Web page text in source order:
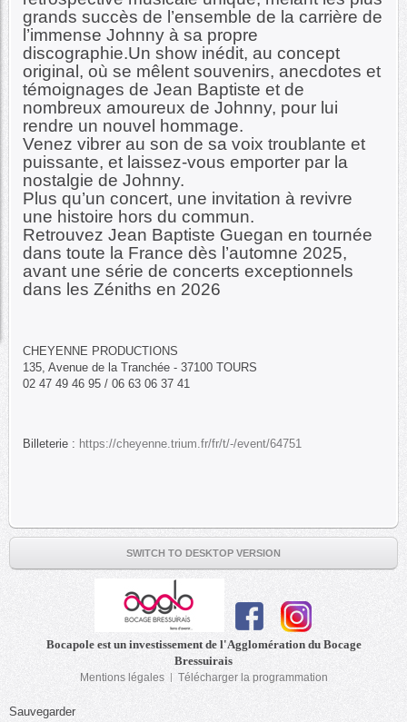
grands succès de l’ensemble de la carrière de
l’immense Johnny à sa propre
discographie.Un show inédit, au concept
original, où se mêlent souvenirs, anecdotes et
témoignages de Jean Baptiste et de
nombreux amoureux de Johnny, pour lui
rendre un nouvel hommage.
Venez vibrer au son de sa voix troublante et
puissante, et laissez-vous emporter par la
nostalgie de Johnny.
Plus qu’un concert, une invitation à revivre
une histoire hors du commun.
Retrouvez Jean Baptiste Guegan en tournée
dans toute la France dès l’automne 2025,
avant une série de concerts exceptionnels
dans les Zéniths en 2026
CHEYENNE PRODUCTIONS
135, Avenue de la Tranchée - 37100 TOURS
02 47 49 46 95 / 06 63 06 37 41
Billeterie : https://cheyenne.trium.fr/fr/t/-/event/64751
SWITCH TO DESKTOP VERSION
Bocapole est un investissement de l'Agglomération du Bocage
Bressuirais
Mentions légales Télécharger la programmation
Sauvegarder